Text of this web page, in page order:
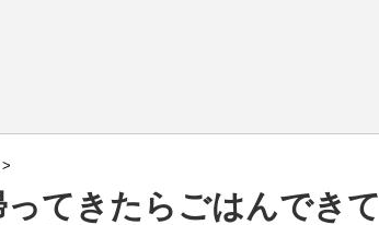
>
ってきたらごはんできて